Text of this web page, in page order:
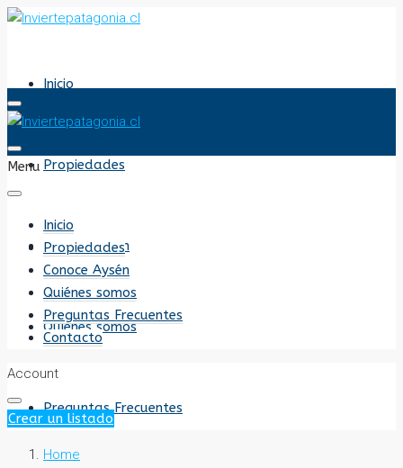
Inicio
Propiedades
Conoce Aysén
Quiénes somos
Preguntas Frecuentes
Menu
Inicio
Propiedades
Conoce Aysén
Quiénes somos
Preguntas Frecuentes
Contacto
Account
Crear un listado
Home